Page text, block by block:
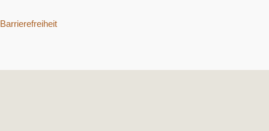
Barrierefreiheit